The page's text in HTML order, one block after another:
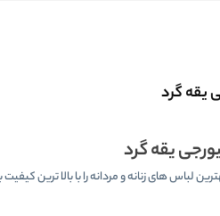
یقه گرد
یقه گرد
لباس های زنانه و مردانه را با بالا ترین